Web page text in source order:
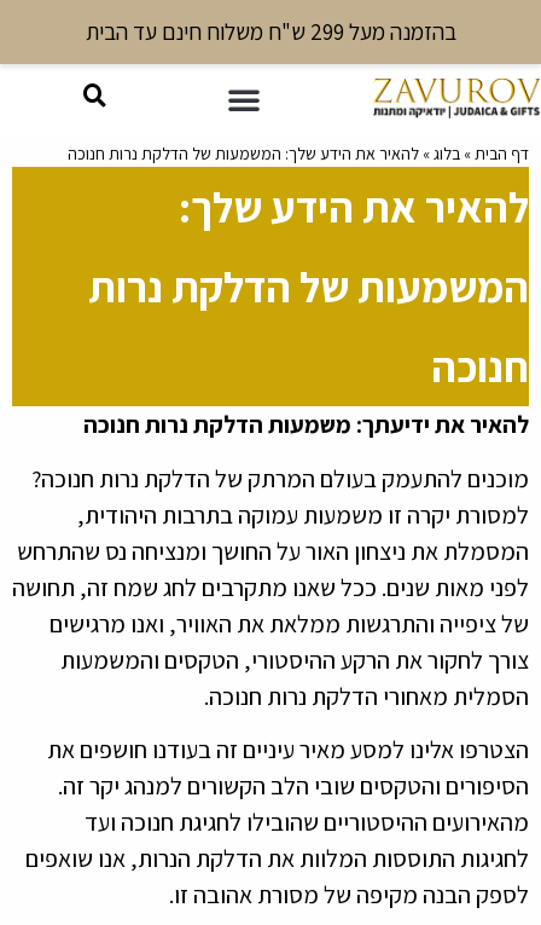
בהזמנה מעל 299 ש"ח משלוח חינם עד הבית
דף הבית» בלוג» להאיר את הידע שלך: המשמעות של הדלקת נרות חנוכה
להאיר את הידע שלך:
המשמעות של הדלקת נרות
חנוכה
להאיר את ידיעתך: משמעות הדלקת נרות חנוכה
מוכנים להתעמק בעולם המרתק של הדלקת נרות חנוכה?
למסורת יקרה זו משמעות עמוקה בתרבות היהודית,
המסמלת את ניצחון האור על החושך ומנציחה נס שהתרחש
לפני מאות שנים. ככל שאנו מתקרבים לחג שמח זה, תחושה
של ציפייה והתרגשות ממלאת את האוויר, ואנו מרגישים
צורך לחקור את הרקע ההיסטורי, הטקסים והמשמעות
הסמלית מאחורי הדלקת נרות חנוכה.
הצטרפו אלינו למסע מאיר עיניים זה בעודנו חושפים את
הסיפורים והטקסים שובי הלב הקשורים למנהג יקר זה.
מהאירועים ההיסטוריים שהובילו לחגיגת חנוכה ועד
לחגיגות התוססות המלוות את הדלקת הנרות, אנו שואפים
לספק הבנה מקיפה של מסורת אהובה זו.